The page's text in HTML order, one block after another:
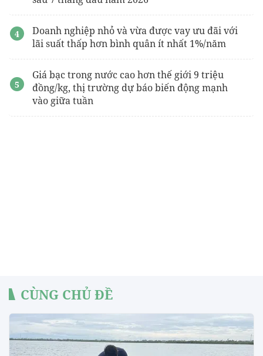
Doanh nghiệp nhỏ và vừa được vay ưu đãi với
lãi suất thấp hơn bình quân ít nhất 1%/năm
Giá bạc trong nước cao hơn thế giới 9 triệu
đồng/kg, thị trường dự báo biến động mạnh
vào giữa tuần
CÙNG CHỦ ĐỀ